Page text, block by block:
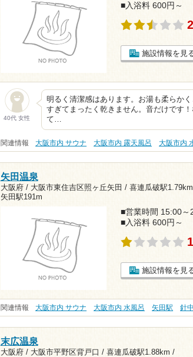
■入浴料 600円～
施設情報を見
40代 女性
明るく清潔感はあります。お湯も柔らか
すぎてまったく乾きません。音だけです
て…
関連情報 大阪市内 サウナ 大阪市内 露天風呂 大阪市内
矢田温泉
大阪府 / 大阪市東住吉区照ヶ丘矢田 / 喜連瓜破駅1.79km
矢田駅191m
■営業時間 15:00～
■入浴料 600円～
施設情報を見
関連情報 大阪市内 サウナ 大阪市内 水風呂 矢田駅 針
末広温泉
大阪府 / 大阪市平野区背戸口 / 喜連瓜破駅1.88km /